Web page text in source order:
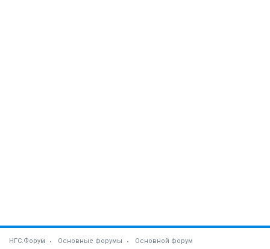
НГС.Форум Основные форумы Основной форум